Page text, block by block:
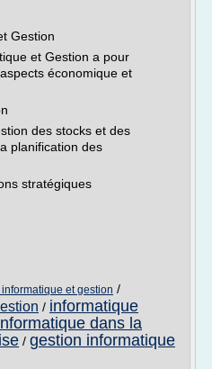
Gestion
et Gestion a pour
économique et
des stocks et des
planification des
stratégiques
et gestion /
/ informatique
dans la
/ gestion informatique